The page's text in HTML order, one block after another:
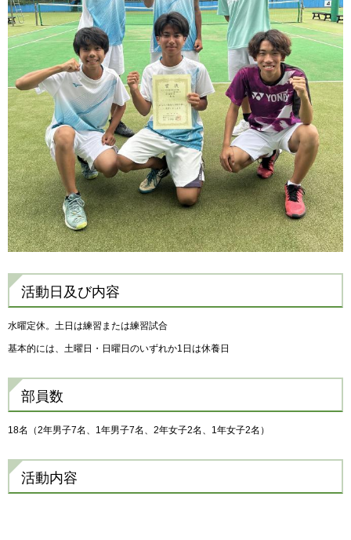
活動日及び内容
水曜定休。土日は練習または練習試合
基本的には、土曜日・日曜日のいずれか1日は休養日
部員数
18名（2年男子7名、1年男子7名、2年女子2名、1年女子2名）
活動内容